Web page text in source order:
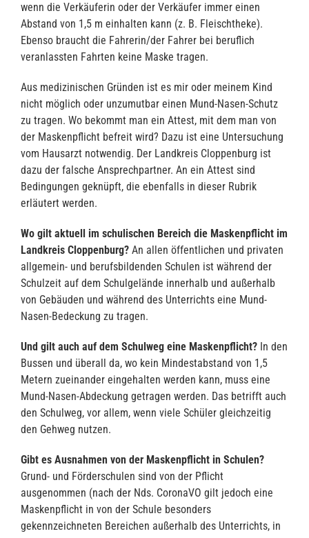
wenn die Verkäuferin oder der Verkäufer immer einen
Abstand von 1,5 m einhalten kann (z. B. Fleischtheke).
Ebenso braucht die Fahrerin/der Fahrer bei beruflich
veranlassten Fahrten keine Maske tragen.
Aus medizinischen Gründen ist es mir oder meinem Kind
nicht möglich oder unzumutbar einen Mund-Nasen-Schutz
zu tragen. Wo bekommt man ein Attest, mit dem man von
der Maskenpflicht befreit wird? Dazu ist eine Untersuchung
vom Hausarzt notwendig. Der Landkreis Cloppenburg ist
dazu der falsche Ansprechpartner. An ein Attest sind
Bedingungen geknüpft, die ebenfalls in dieser Rubrik
erläutert werden.
Wo gilt aktuell im schulischen Bereich die Maskenpflicht im
Landkreis Cloppenburg? An allen öffentlichen und privaten
allgemein- und berufsbildenden Schulen ist während der
Schulzeit auf dem Schulgelände innerhalb und außerhalb
von Gebäuden und während des Unterrichts eine Mund-
Nasen-Bedeckung zu tragen.
Und gilt auch auf dem Schulweg eine Maskenpflicht? In den
Bussen und überall da, wo kein Mindestabstand von 1,5
Metern zueinander eingehalten werden kann, muss eine
Mund-Nasen-Abdeckung getragen werden. Das betrifft auch
den Schulweg, vor allem, wenn viele Schüler gleichzeitig
den Gehweg nutzen.
Gibt es Ausnahmen von der Maskenpflicht in Schulen?
Grund- und Förderschulen sind von der Pflicht
ausgenommen (nach der Nds. CoronaVO gilt jedoch eine
Maskenpflicht in von der Schule besonders
gekennzeichneten Bereichen außerhalb des Unterrichts, in